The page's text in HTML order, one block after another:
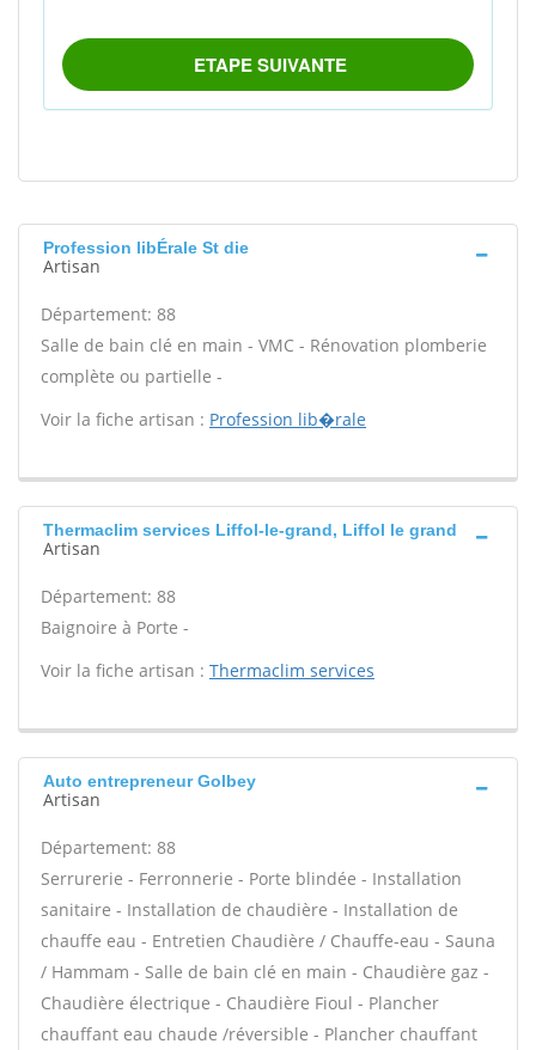
Profession libÉrale St die
Artisan
Département: 88
Salle de bain clé en main - VMC - Rénovation plomberie
complète ou partielle -
Voir la fiche artisan : Profession lib�rale
Thermaclim services Liffol-le-grand, Liffol le grand
Artisan
Département: 88
Baignoire à Porte -
Voir la fiche artisan : Thermaclim services
Auto entrepreneur Golbey
Artisan
Département: 88
Serrurerie - Ferronnerie - Porte blindée - Installation
sanitaire - Installation de chaudière - Installation de
chauffe eau - Entretien Chaudière / Chauffe-eau - Sauna
/ Hammam - Salle de bain clé en main - Chaudière gaz -
Chaudière électrique - Chaudière Fioul - Plancher
chauffant eau chaude /réversible - Plancher chauffant